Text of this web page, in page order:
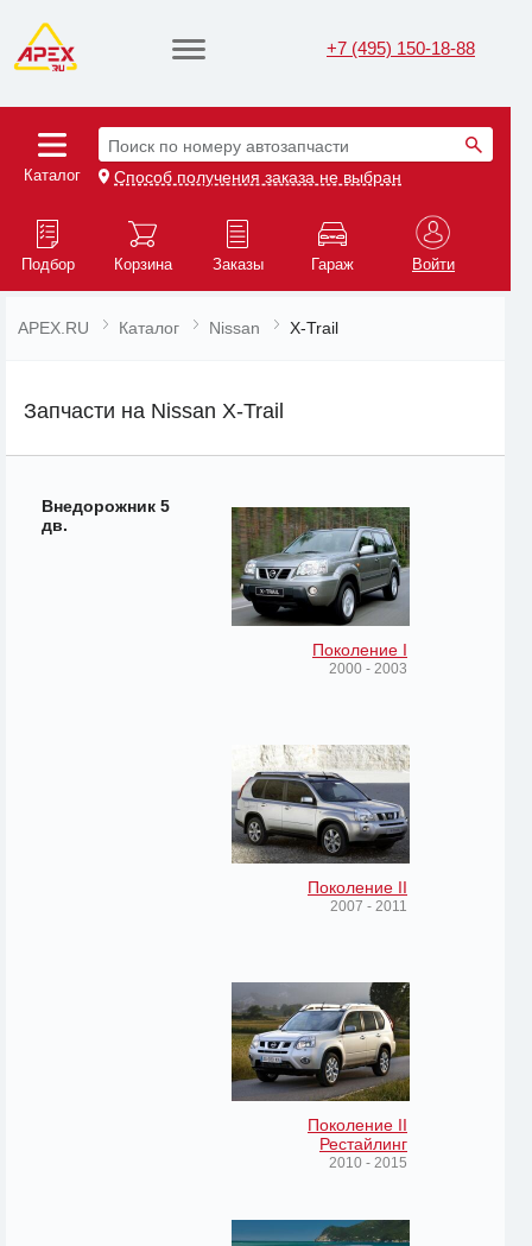
+7 (495) 150-18-88
Каталог
Поиск по номеру автозапчасти
Способ получения заказа не выбран
Подбор Корзина Заказы Гараж Войти
APEX.RU Каталог Nissan X-Trail
Запчасти на Nissan X-Trail
Внедорожник 5
дв.
Поколение I
2000 - 2003
Поколение II
2007 - 2011
Поколение II
Рестайлинг
2010 - 2015